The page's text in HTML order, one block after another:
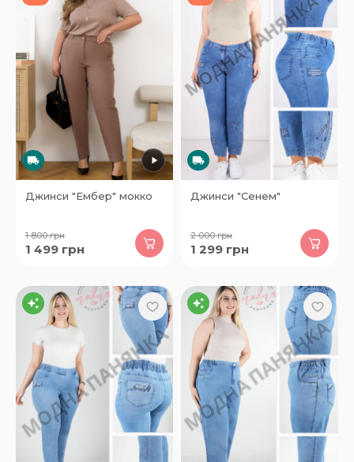
Джинси "Ембер" мокко
1 800грн
1 499 грн
Джинси "Сенем"
2 000грн
1 299 грн